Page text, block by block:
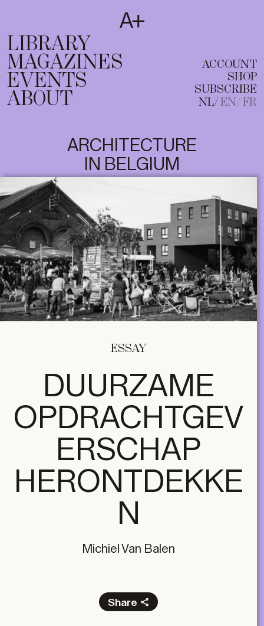
T
EN FR
LIBRARY
MAGAZINES
EVENTS
ABOUT
ACCOUNT
SHOP
SUBSCRIBE
NL EN FR
ARCHITECTURE
IN BELGIUM
ESSAY
DUURZAME
OPDRACHTGEV
ERSCHAP
HERONTDEKKE
N
Michiel Van Balen
Share